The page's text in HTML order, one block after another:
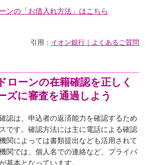
ンの「お借入れ方法」はこちら
引用： イオン銀行｜よくあるご質問
ローンの在籍確認を正しく
ズに審査を通過しよう
認は、申込者の返済能力を確認するため
です。確認方法には主に電話による確認
関によっては書類提出なども活用されて
関では、個人名での連絡など、プライバ
基本となっています。